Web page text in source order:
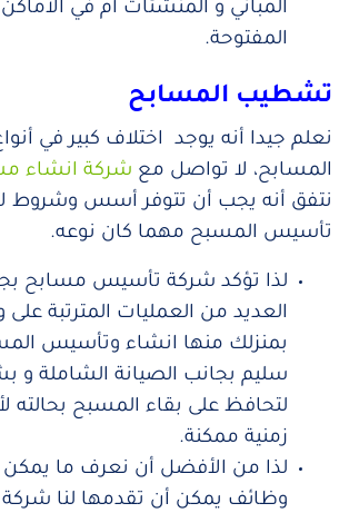
المباني و المنشئات أم في
المفتوحة.
تشطيب المسابح
نعلم جيدا أنه يوجد اختلاف كبير في
المسابح، لا تواصل مع شركة انشاء
نتفق أنه يجب أن تتوفر أسس وشروط
تأسيس المسبح مهما كان نوعه.
لذا تؤكد شركة تأسيس مسابح
العديد من العمليات المترتبة
بمنزلك منها انشاء وتأسيس
سليم بجانب الصيانة الشاملة و
لتحافظ على بقاء المسبح بحالته
زمنية ممكنة.
لذا من الأفضل أن نعرف ما
وظائف يمكن أن تقدمها لنا